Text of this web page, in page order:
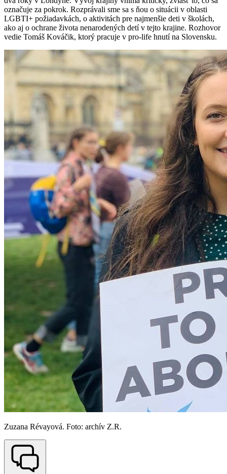
označuje za pokrok. Rozprávali sme sa s ňou o situácii v oblasti
LGBTI+ požiadavkách, o aktivitách pre najmenšie deti v školách,
ako aj o ochrane života nenarodených detí v tejto krajine. Rozhovor
vedie Tomáš Kováčik, ktorý pracuje v pro-life hnutí na Slovensku.
Zuzana Révayová. Foto: archív Z.R.